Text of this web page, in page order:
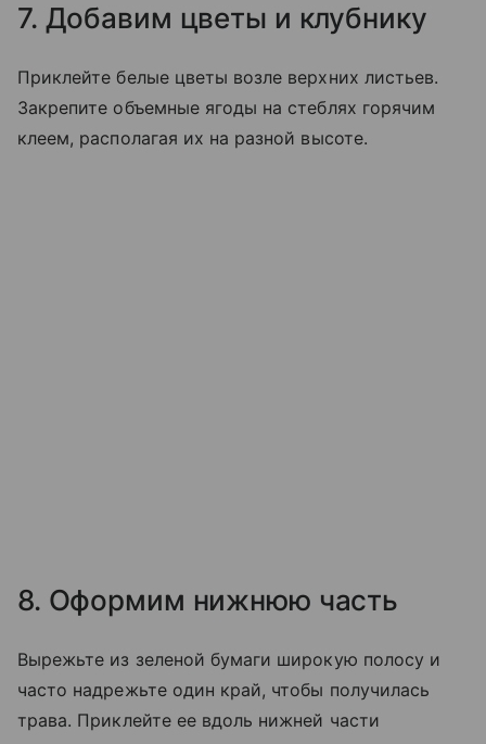
7. Добавим цветы и клубнику
Приклейте белые цветы возле верхних листьев.
Закрепите объемные ягоды на стеблях горячим
клеем, располагая их на разной высоте.
8. Оформим нижнюю часть
Вырежьте из зеленой бумаги широкую полосу и
часто надрежьте один край, чтобы получилась
трава. Приклейте ее вдоль нижней части